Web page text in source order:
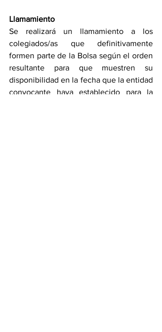
Llamamiento
Se realizará un llamamiento a los
colegiados/as que definitivamente
formen parte de la Bolsa según el orden
resultante para que muestren su
disponibilidad en la fecha que la entidad
convocante haya establecido para la